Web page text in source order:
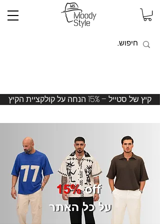
קיץ של סטייל – 15% הנחה על קולקציית הקיץ